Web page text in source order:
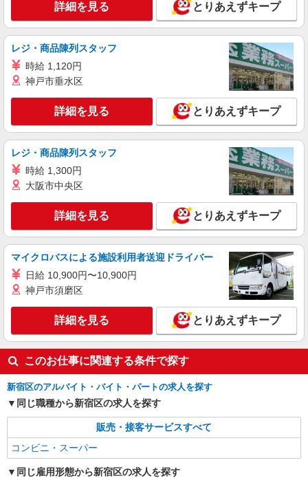
ビオラル新宿マルイ店（店舗コード655）
レジ
時給1,250円以上 17時以降 時給1,350円以上 20
時以降 時給1,450円以上 日曜祝日 時給1,350円以
ビオラル新宿マルイ店 東京都新宿区新宿3-30-
キープ 詳細を見る
詳細を見る とりあえずキープ
レジ・商品陳列スタッフ
時給 1,120円
神戸市垂水区
詳細を見る とりあえずキープ
レジ・商品陳列スタッフ
時給 1,300円
大阪市中央区
詳細を見る とりあえずキープ
マイクロバスによる施設利用者送迎ドライバー
日給 10,900円〜10,900円
神戸市須磨区
詳細を見る とりあえずキープ
このお仕事に関連する条件で探す
新宿区のアルバイト・バイト・パートの求人を探す
同じ職種から新宿区の求人を探す
販売・接客サービスすべて
コンビニ・スーパー
同じ雇用形態から新宿区の求人を探す